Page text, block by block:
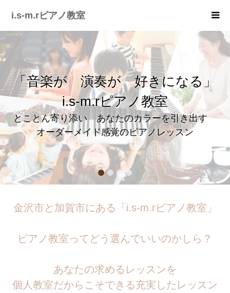
i.s-m.rピアノ教室
「音楽が 演奏が 好きになる」
i.s-m.rピアノ教室
とことん寄り添い あなたのカラーを引き出す
オーダーメイド感覚のピアノレッスン
2
金沢市と加賀市にある「i.s-m.rピアノ教室」
ピアノ教室ってどう選んでいいのかしら？
あなたの求めるレッスンを
個人教室だからこそできる充実したレッスン